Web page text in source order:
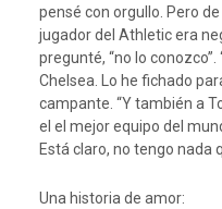
pensé con orgullo. Pero
jugador del Athletic era
pregunté, “no lo conozco”.
Chelsea. Lo he fichado
campante. “Y también a
el el mejor equipo del
Está claro, no tengo nada
Una historia de amor: